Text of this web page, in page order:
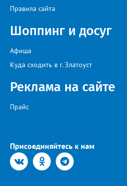
Правила сайта
Шоппинг и досуг
Афиша
Куда сходить в г. Златоуст
Реклама на сайте
Прайс
Присоединяйтесь к нам